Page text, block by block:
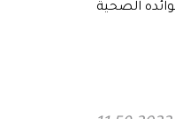
الصحية